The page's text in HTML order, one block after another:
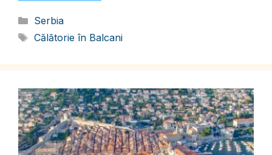
Categorii
Serbia
Etichete
Călătorie în Balcani